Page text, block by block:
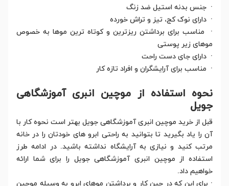
· جنس بدنه استیل ضد زنگ
· دارای نوک کج، تیز و تراش خورده
· مناسب برای برداشتن ریزترین و کوتاه ترین موها به خصوص
موهای زیر پوستی
· دارای جای دست راحت
· مناسب برای آرایشگران و افراد تازه کار
نحوه استفاده از موچین انبری آموزشگاهی
جویل
قبل از خرید موچین انبری آموزشگاهی جویل بهتر است نحوه کار با
آن را یاد بگیرید تا بتوانید به راحتی ابرو های خودتان را در خانه
مرتب کنید و نیازی به آرایشگاه نداشته باشید. در ادامه طرز
استفاده از موچین انبری آموزشگاهی جویل را برای شما ارائه
خواهیم داد.
· برای این که در حین کار و برداشتن موهای ابرو به وسیله موچین